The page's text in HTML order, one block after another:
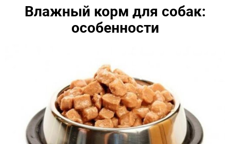
Влажный корм для собак:
особенности